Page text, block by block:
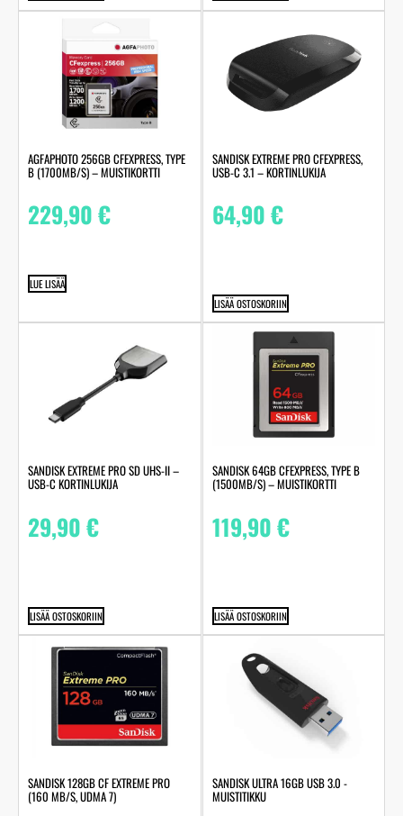
AGFAPHOTO 256GB CFEXPRESS, TYPE
B (1700MB/S) – MUISTIKORTTI
229,90€
LUE LISÄÄ
SANDISK EXTREME PRO CFEXPRESS,
USB-C 3.1 – KORTINLUKIJA
64,90€
LISÄÄ OSTOSKORIIN
SANDISK EXTREME PRO SD UHS-II –
USB-C KORTINLUKIJA
29,90€
LISÄÄ OSTOSKORIIN
SANDISK 64GB CFEXPRESS, TYPE B
(1500MB/S) – MUISTIKORTTI
119,90€
LISÄÄ OSTOSKORIIN
SANDISK 128GB CF EXTREME PRO
(160 MB/S, UDMA 7)
SANDISK ULTRA 16GB USB 3.0 -
MUISTITIKKU